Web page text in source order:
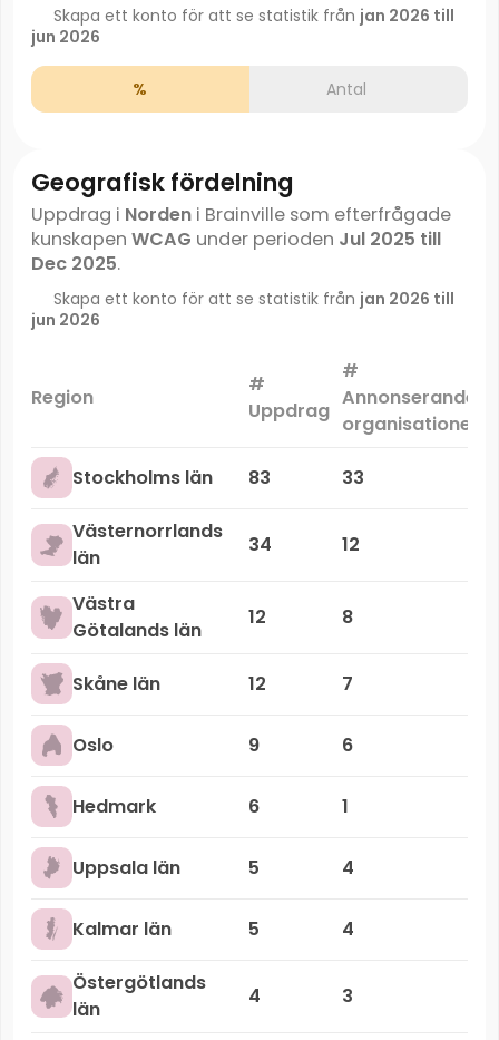
Skapa ett konto för att se statistik från jan 2026 till
jun 2026
% Antal
Geografisk fördelning
Uppdrag i Nordeni Brainville som efterfrågade
kunskapen WCAG under perioden Jul 2025 till
Dec 2025.
Skapa ett konto för att se statistik från jan 2026 till
jun 2026
Region
#
Uppdrag
#
Annonserande
organisationer
Stockholms län 83 33
Västernorrlands
län
34 12
Västra
Götalands län
12 8
Skåne län 12 7
Oslo 9 6
Hedmark 6 1
Uppsala län 5 4
Kalmar län 5 4
Östergötlands
län
4 3